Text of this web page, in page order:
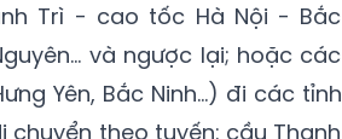
Trì - cao tốc Hà Nội - Bắc
và ngược lại; hoặc các
Yên, Bắc Ninh…) đi các tỉnh
chuyển theo tuyến: cầu Thanh